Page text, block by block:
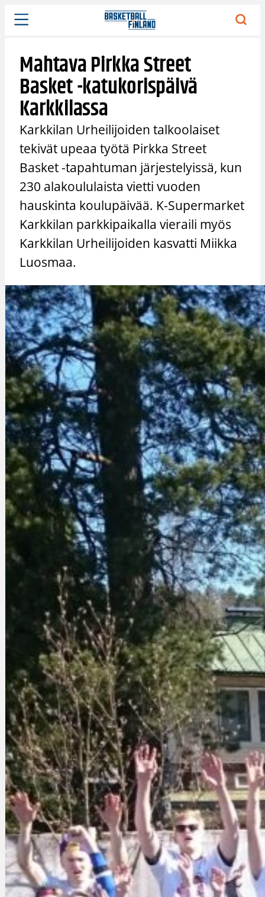
Siirry
sisältöön
Mahtava Pirkka Street
Basket -katukorispäivä
Karkkilassa
Karkkilan Urheilijoiden talkoolaiset
tekivät upeaa työtä Pirkka Street
Basket -tapahtuman järjestelyissä, kun
230 alakoululaista vietti vuoden
hauskinta koulupäivää. K-Supermarket
Karkkilan parkkipaikalla vieraili myös
Karkkilan Urheilijoiden kasvatti Miikka
Luosmaa.